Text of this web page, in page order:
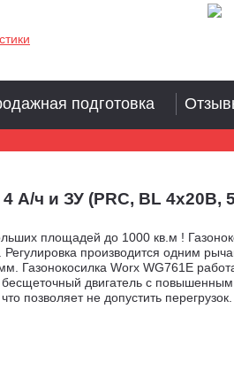
А/ч и ЗУ (PRC, BL 4х20В,
площадей до 1000 кв.м !
производится одним
Газонокосилка Worx WG761E
бесщеточный двигатель с
позволяет не допустить
подготовка